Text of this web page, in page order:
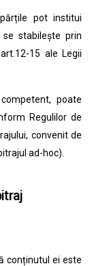
pot institui
stabilește prin
15 ale Legii
poate
Regulilor de
convenit de
ad-hoc).
conținutul ei este